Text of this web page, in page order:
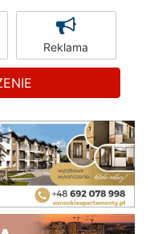
Reklama